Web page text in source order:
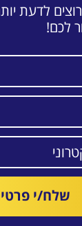
לדעת
לכם!
שלח/י